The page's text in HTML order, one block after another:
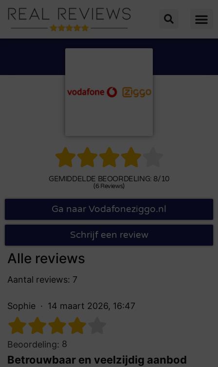

GEMIDDELDE BEOORDELING: 8/10
(6 Reviews)
Ga naar Vodafoneziggo.nl
Schrijf een review
Alle reviews
Aantal reviews: 7
Sophie 14 maart 2026, 16:47
Beoordeling: 8
Betrouwbaar en veelzijdig aanbod